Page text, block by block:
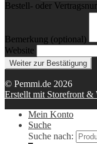
Bestell- oder
Bemerkung (optional)
Website
Weiter zur Bestätigung
© Pemmi.de 2026
Erstellt mit Storefront &
Mein Konto
Suche
Suche nach: